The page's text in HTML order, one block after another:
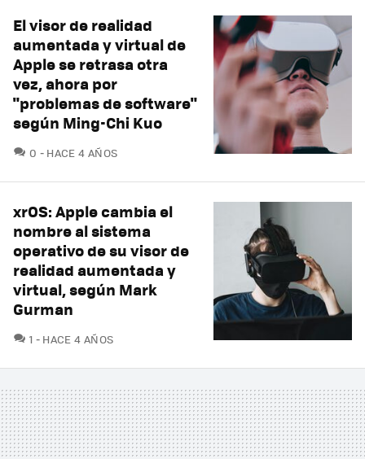
El visor de realidad
aumentada y virtual de
Apple se retrasa otra
vez, ahora por
"problemas de software"
según Ming-Chi Kuo
0 COMENTARIOS
HACE 4 AÑOS
xrOS: Apple cambia el
nombre al sistema
operativo de su visor de
realidad aumentada y
virtual, según Mark
Gurman
1 COMENTARIOS
HACE 4 AÑOS